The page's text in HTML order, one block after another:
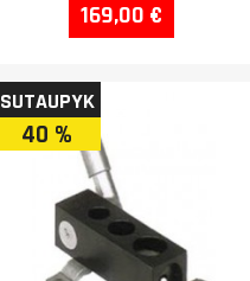
169,00 €
SUTAUPYK
40 %